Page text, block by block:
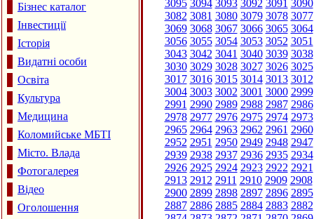
Бізнес каталог
Інвестиції
Історія
Видатні особи
Освіта
Культура
Медицина
Коломийське МБТІ
Місто. Влада
Фотогалерея
Відео
Оголошення
3095 3094 3093 3092 3091 3090
3082 3081 3080 3079 3078 3077
3069 3068 3067 3066 3065 3064
3056 3055 3054 3053 3052 3051
3043 3042 3041 3040 3039 3038
3030 3029 3028 3027 3026 3025
3017 3016 3015 3014 3013 3012
3004 3003 3002 3001 3000 2999
2991 2990 2989 2988 2987 2986
2978 2977 2976 2975 2974 2973
2965 2964 2963 2962 2961 2960
2952 2951 2950 2949 2948 2947
2939 2938 2937 2936 2935 2934
2926 2925 2924 2923 2922 2921
2913 2912 2911 2910 2909 2908
2900 2899 2898 2897 2896 2895
2887 2886 2885 2884 2883 2882